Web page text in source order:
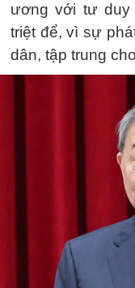
ương với tư duy
triệt để, vì sự
dân, tập trung